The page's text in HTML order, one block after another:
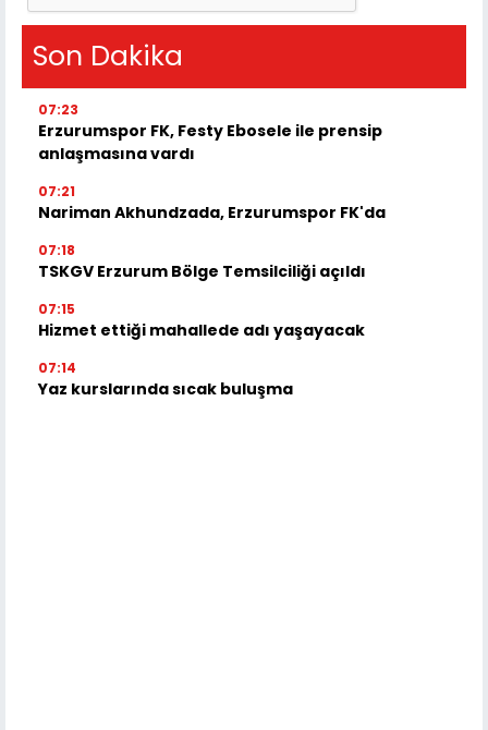
Son Dakika
07:23
Erzurumspor FK, Festy Ebosele ile prensip
anlaşmasına vardı
07:21
Nariman Akhundzada, Erzurumspor FK'da
07:18
TSKGV Erzurum Bölge Temsilciliği açıldı
07:15
Hizmet ettiği mahallede adı yaşayacak
07:14
Yaz kurslarında sıcak buluşma